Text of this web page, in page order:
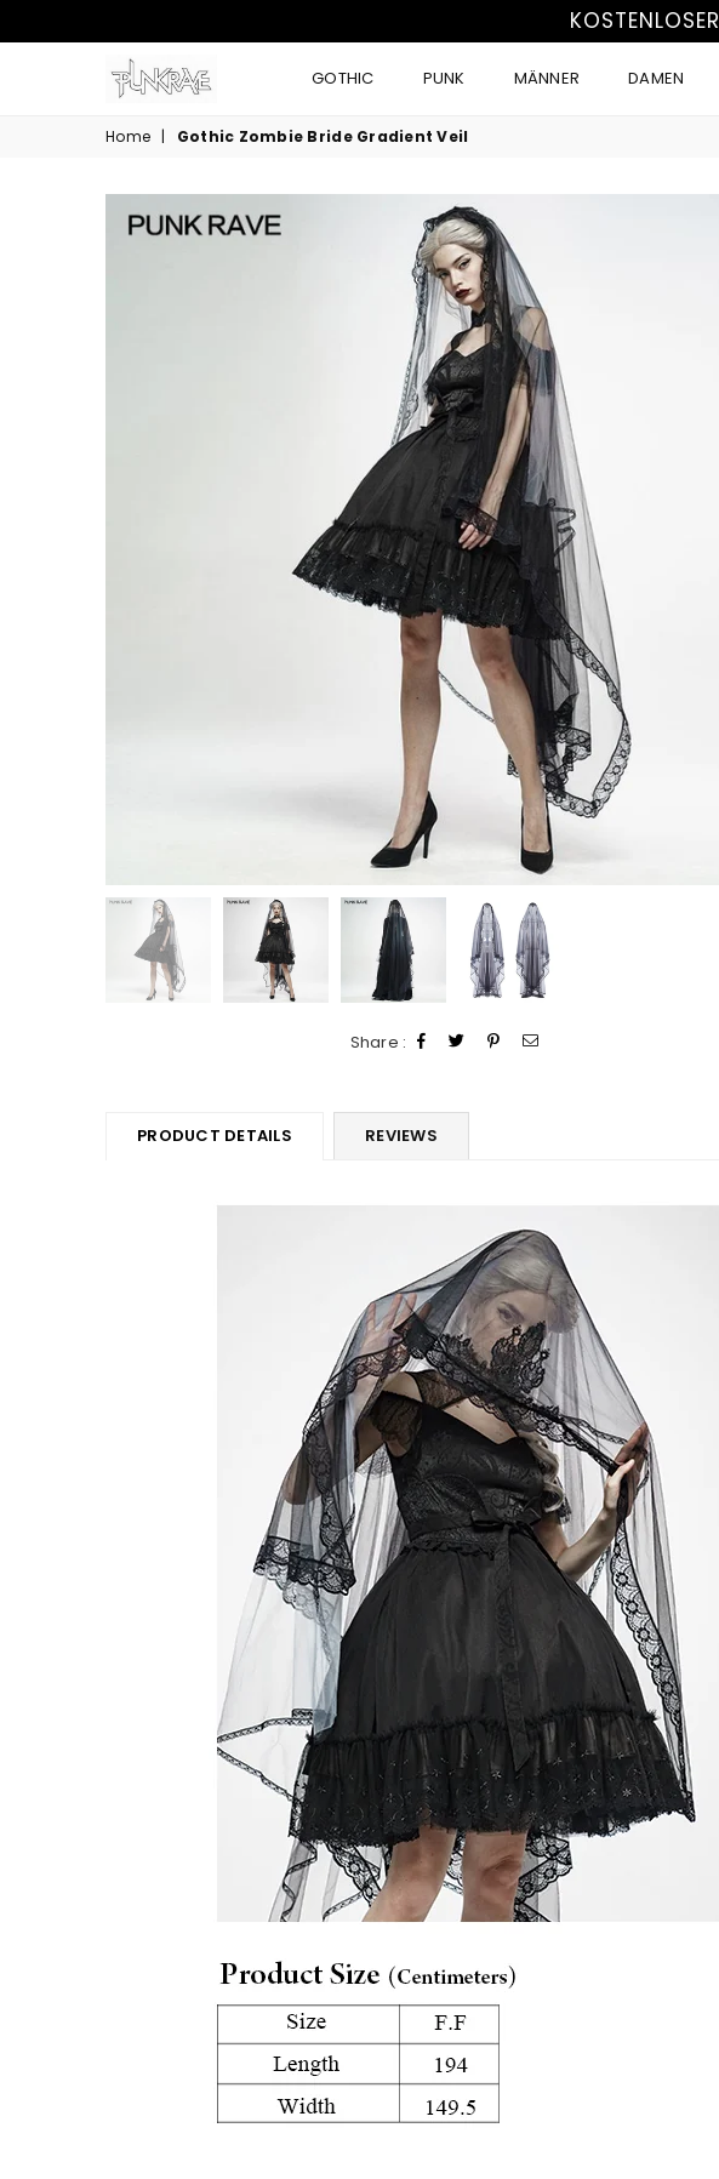
GOTHIC PUNK MÄNNER DAMEN
Home | Gothic Zombie Bride Gradient Veil
Share :
PRODUCT DETAILS REVIEWS